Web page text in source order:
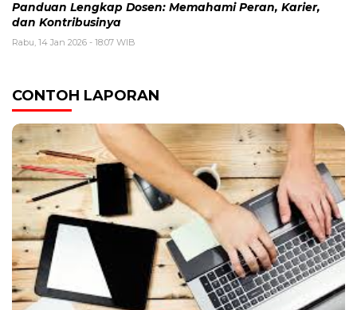
Panduan Lengkap Dosen: Memahami Peran, Karier,
dan Kontribusinya
Rabu, 14 Jan 2026 - 18:07 WIB
CONTOH LAPORAN